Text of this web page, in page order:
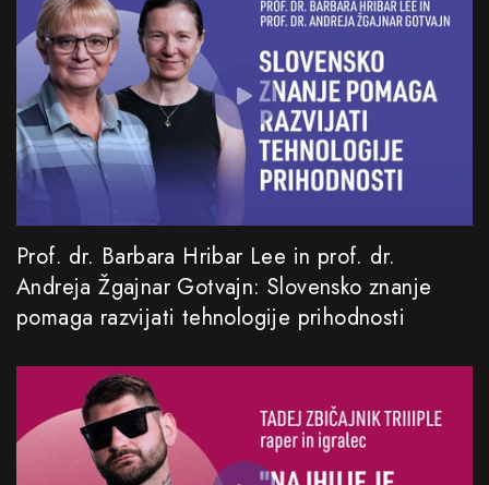
Prof. dr. Barbara Hribar Lee in prof. dr.
Andreja Žgajnar Gotvajn: Slovensko znanje
pomaga razvijati tehnologije prihodnosti